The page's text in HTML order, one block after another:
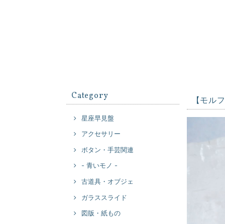
Category
星座早見盤
アクセサリー
ボタン・手芸関連
- 青いモノ -
古道具・オブジェ
ガラススライド
図版・紙もの
【モル